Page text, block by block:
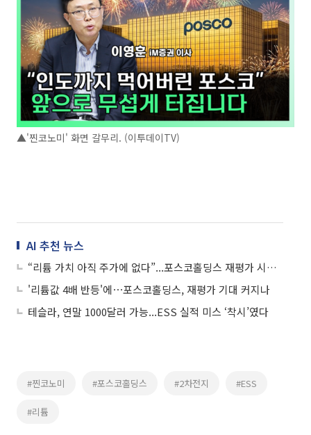
▲'찐코노미' 화면 갈무리. (이투데이TV)
AI 추천 뉴스
“리튬 가치 아직 주가에 없다”...포스코홀딩스 재평가 시작되나
'리튬값 4배 반등'에⋯포스코홀딩스, 재평가 기대 커지나
테슬라, 연말 1000달러 가능...ESS 실적 미스 ‘착시’였다
#찐코노미 #포스코홀딩스 #2차전지 #ESS
#리튬